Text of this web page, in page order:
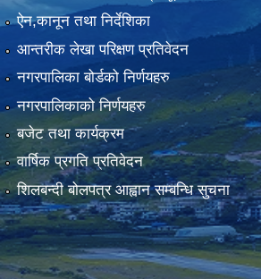
ऐन,कानून तथा निर्देशिका
आन्तरीक लेखा परिक्षण प्रतिवेदन
नगरपालिका बोर्डको निर्णयहरु
नगरपालिकाको निर्णयहरु
बजेट तथा कार्यक्रम
वार्षिक प्रगति प्रतिवेदन
शिलबन्दी बोलपत्र आह्वान सम्बन्धि सुचना